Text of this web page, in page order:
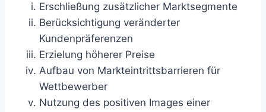
Erschließung zusätzlicher Marktsegmente
Berücksichtigung veränderter
Kundenpräferenzen
Erzielung höherer Preise
Aufbau von Markteintrittsbarrieren für
Wettbewerber
Nutzung des positiven Images einer